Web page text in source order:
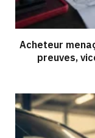
Acheteur
preuves,